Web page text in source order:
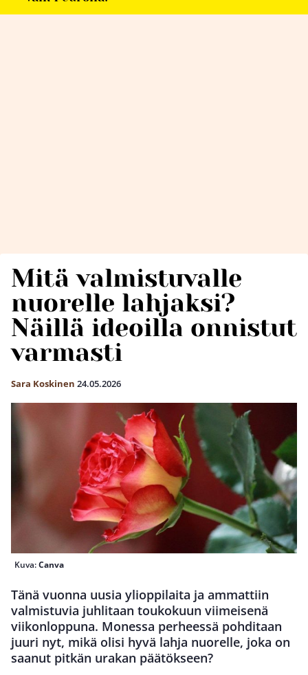
Mitä valmistuvalle
nuorelle lahjaksi?
Näillä ideoilla onnistut
varmasti
Sara Koskinen 24.05.2026
Kuva:Canva
Tänä vuonna uusia ylioppilaita ja ammattiin
valmistuvia juhlitaan toukokuun viimeisenä
viikonloppuna. Monessa perheessä pohditaan
juuri nyt, mikä olisi hyvä lahja nuorelle, joka on
saanut pitkän urakan päätökseen?